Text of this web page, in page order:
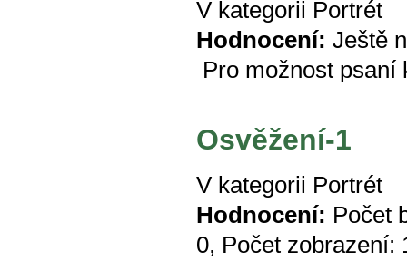
V kategorii Portrét
Hodnocení: Ještě
Pro možnost
Osvěžení-1
V kategorii Portrét
Hodnocení: Počet
0, Počet zobrazení: